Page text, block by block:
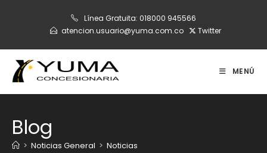
Línea Gratuita: 018000 945566
atencion.usuario@yuma.com.co
Twitter
MENÚ
Blog
> Noticias General > Noticias